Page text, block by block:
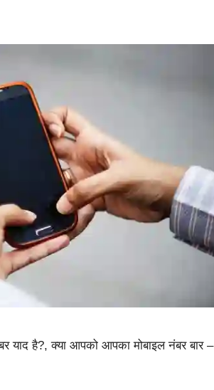
है?, क्या आपको आपका मोबाइल नंबर बार –